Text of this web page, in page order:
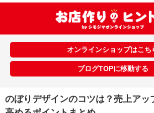
オンラインショップはこち
ブログTOPに移動する
のぼりデザインのコツは？売上アッ